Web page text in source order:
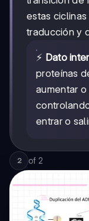
estas
traducción y
⚡ Dato
proteínas
aumentar o
entrar o
2 of 2